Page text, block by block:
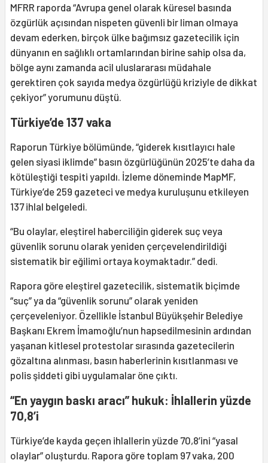
MFRR raporda “Avrupa genel olarak küresel basında
özgürlük açısından nispeten güvenli bir liman olmaya
devam ederken, birçok ülke bağımsız gazetecilik için
dünyanın en sağlıklı ortamlarından birine sahip olsa da,
bölge aynı zamanda acil uluslararası müdahale
gerektiren çok sayıda medya özgürlüğü kriziyle de dikkat
çekiyor” yorumunu düştü.
Türkiye’de 137 vaka
Raporun Türkiye bölümünde, “giderek kısıtlayıcı hale
gelen siyasi iklimde” basın özgürlüğünün 2025’te daha da
kötüleştiği tespiti yapıldı. İzleme döneminde MapMF,
Türkiye’de 259 gazeteci ve medya kuruluşunu etkileyen
137 ihlal belgeledi.
“Bu olaylar, eleştirel haberciliğin giderek suç veya
güvenlik sorunu olarak yeniden çerçevelendirildiği
sistematik bir eğilimi ortaya koymaktadır.” dedi.
Rapora göre eleştirel gazetecilik, sistematik biçimde
“suç” ya da “güvenlik sorunu” olarak yeniden
çerçeveleniyor. Özellikle İstanbul Büyükşehir Belediye
Başkanı Ekrem İmamoğlu’nun hapsedilmesinin ardından
yaşanan kitlesel protestolar sırasında gazetecilerin
gözaltına alınması, basın haberlerinin kısıtlanması ve
polis şiddeti gibi uygulamalar öne çıktı.
“En yaygın baskı aracı” hukuk: İhlallerin yüzde
70,8’i
Türkiye’de kayda geçen ihlallerin yüzde 70,8’ini “yasal
olaylar” oluşturdu. Rapora göre toplam 97 vaka, 200